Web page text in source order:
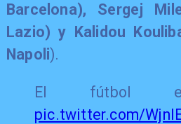
Barcelona), Sergej
Lazio) y Kalidou
Napoli).
El fútbol
pic.twitter.com/